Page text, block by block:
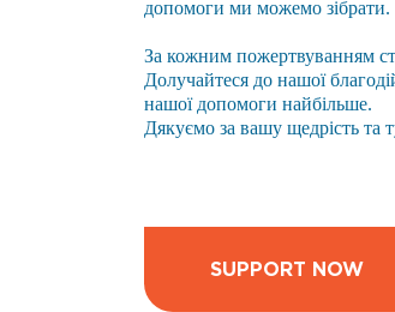
допомоги ми можемо зібрати.
За кожним пожертвуванням
Долучайтеся до нашої
нашої допомоги найбільше.
Дякуємо за вашу щедрість та
SUPPORT NOW